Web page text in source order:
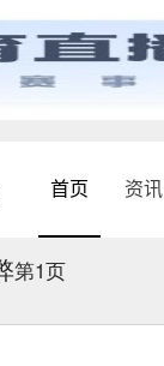
首页 资讯
第1页